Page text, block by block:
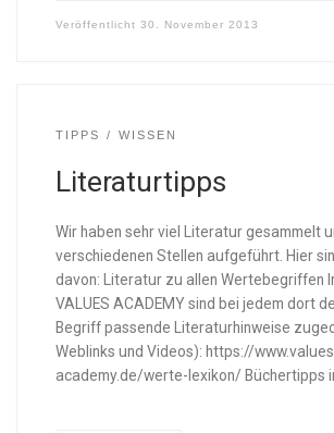
Veröffentlicht 30. November 2013
TIPPS WISSEN
Literaturtipps
Wir haben sehr viel Literatur gesammelt
verschiedenen Stellen aufgeführt. Hier
davon: Literatur zu allen Wertebegriffen
VALUES ACADEMY sind bei jedem dort
Begriff passende Literaturhinweise
Weblinks und Videos): https://
academy.de/werte-lexikon/ Büchertipps